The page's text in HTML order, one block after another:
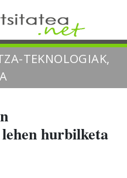
TEKNOLOGIAK,
hurbilketa